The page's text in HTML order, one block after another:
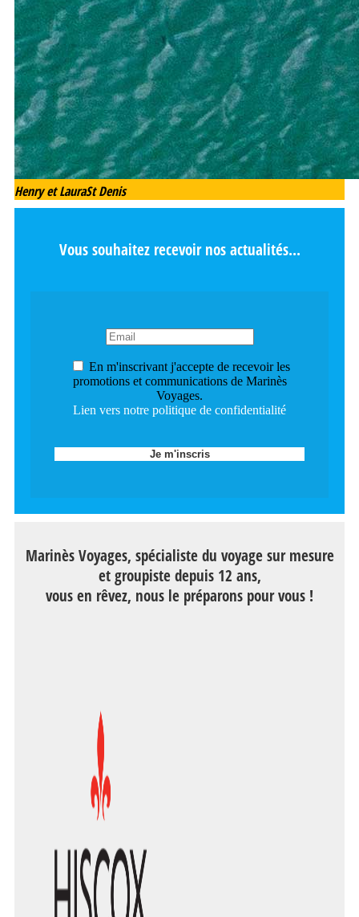
Henry et LauraSt Denis
Vous souhaitez recevoir nos actualités...
En m'inscrivant j'accepte de recevoir les
promotions et communications de Marinès
Voyages.
Lien vers notre politique de confidentialité
Marinès Voyages, spécialiste du voyage sur mesure
et groupiste depuis 12 ans,
vous en rêvez, nous le préparons pour vous !